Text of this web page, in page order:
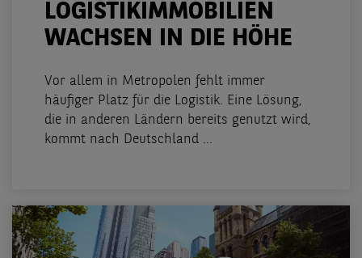
LOGISTIKIMMOBILIEN
WACHSEN IN DIE HÖHE
Vor allem in Metropolen fehlt immer
häufiger Platz für die Logistik. Eine Lösung,
die in anderen Ländern bereits genutzt wird,
kommt nach Deutschland ...